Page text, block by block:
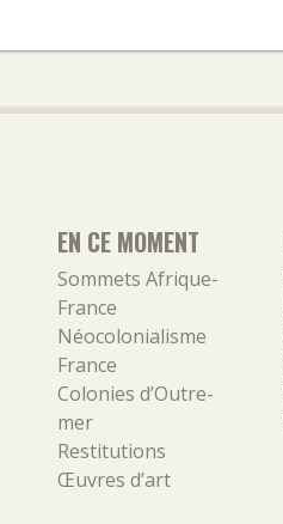
EN CE MOMENT
Sommets Afrique-
France
Néocolonialisme
France
Colonies d’Outre-
mer
Restitutions
Œuvres d’art